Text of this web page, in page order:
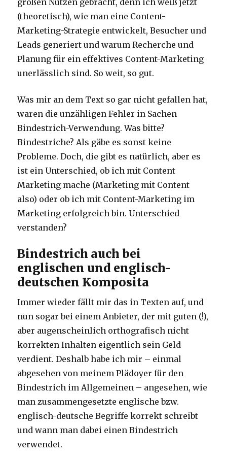
(theoretisch), wie man eine Content-
Marketing-Strategie entwickelt, Besucher und
Leads generiert und warum Recherche und
Planung für ein effektives Content-Marketing
unerlässlich sind. So weit, so gut.
Was mir an dem Text so gar nicht gefallen hat,
waren die unzähligen Fehler in Sachen
Bindestrich-Verwendung. Was bitte?
Bindestriche? Als gäbe es sonst keine
Probleme. Doch, die gibt es natürlich, aber es
ist ein Unterschied, ob ich mit Content
Marketing mache (Marketing mit Content
also) oder ob ich mit Content-Marketing im
Marketing erfolgreich bin. Unterschied
verstanden?
Bindestrich auch bei
englischen und englisch-
deutschen Komposita
Immer wieder fällt mir das in Texten auf, und
nun sogar bei einem Anbieter, der mit guten (!),
aber augenscheinlich orthografisch nicht
korrekten Inhalten eigentlich sein Geld
verdient. Deshalb habe ich mir – einmal
abgesehen von meinem Plädoyer für den
Bindestrich im Allgemeinen – angesehen, wie
man zusammengesetzte englische bzw.
englisch-deutsche Begriffe korrekt schreibt
und wann man dabei einen Bindestrich
verwendet.